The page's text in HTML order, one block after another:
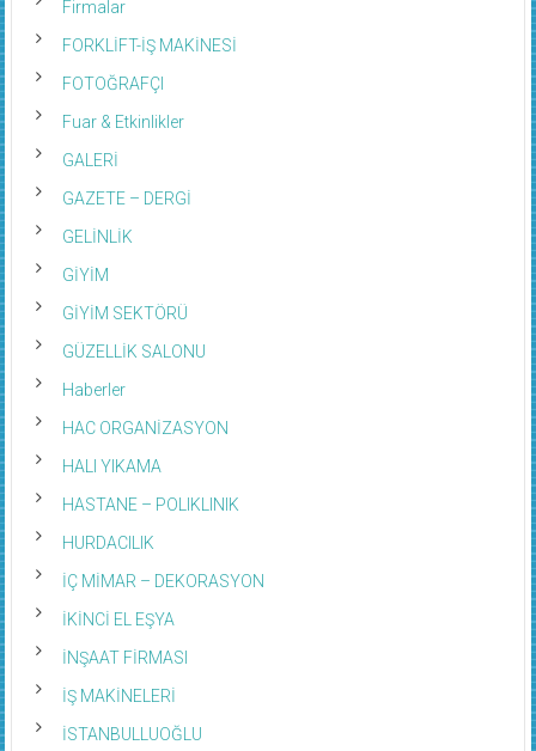
Firmalar
FORKLİFT-İŞ MAKİNESİ
FOTOĞRAFÇI
Fuar & Etkinlikler
GALERİ
GAZETE – DERGİ
GELİNLİK
GİYİM
GİYİM SEKTÖRÜ
GÜZELLİK SALONU
Haberler
HAC ORGANİZASYON
HALI YIKAMA
HASTANE – POLIKLINIK
HURDACILIK
İÇ MİMAR – DEKORASYON
İKİNCİ EL EŞYA
İNŞAAT FİRMASI
İŞ MAKİNELERİ
İSTANBULLUOĞLU